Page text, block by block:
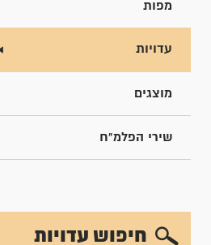
מפות
עדויות
מוצגים
שירי הפלמ"ח
חיפוש עדויות